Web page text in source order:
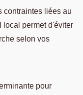
contraintes liées au
local permet d'éviter
selon vos
pour